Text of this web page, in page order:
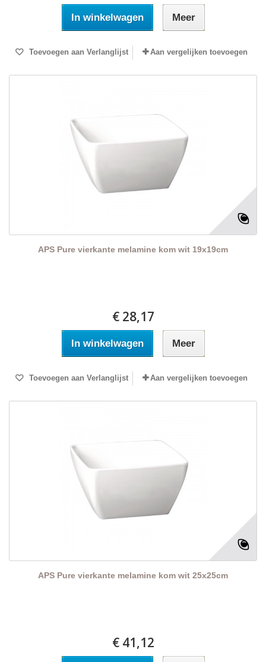
In winkelwagen Meer
Toevoegen aan Verlanglijst Aan vergelijken toevoegen
APS Pure vierkante melamine kom wit 19x19cm
€ 28,17
In winkelwagen Meer
Toevoegen aan Verlanglijst Aan vergelijken toevoegen
APS Pure vierkante melamine kom wit 25x25cm
€ 41,12